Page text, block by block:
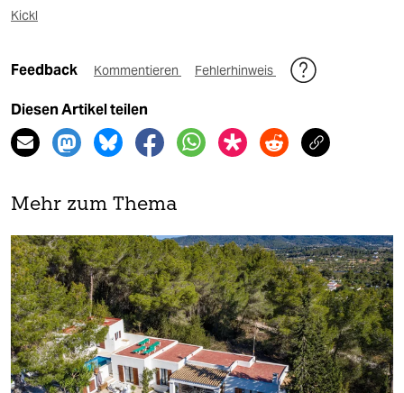
Kickl
Feedback Kommentieren Fehlerhinweis
Diesen Artikel teilen
Mehr zum Thema